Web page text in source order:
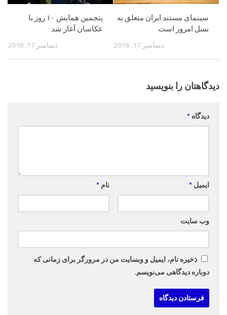
پنجمین همایش ۱۰ روز با
عکاسان آغاز شد
دسامبر 17, 2016
سینمای مستند ایران متعلق به
نسل امروز است
دسامبر 17, 2016
دیدگاهتان را بنویسید
دیدگاه *
نام * ایمیل *
وب‌ سایت
ذخیره نام، ایمیل و وبسایت من در مرورگر برای زمانی که
دوباره دیدگاهی می‌نویسم.